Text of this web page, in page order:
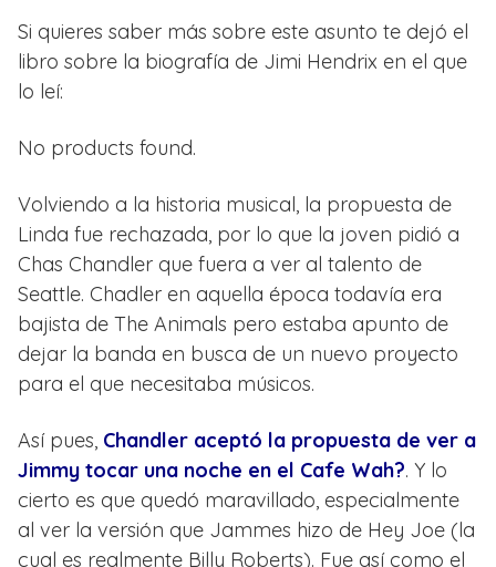
Si quieres saber más sobre este asunto te dejó el
libro sobre la biografía de Jimi Hendrix en el que
lo leí:
No products found.
Volviendo a la historia musical, la propuesta de
Linda fue rechazada, por lo que la joven pidió a
Chas Chandler que fuera a ver al talento de
Seattle. Chadler en aquella época todavía era
bajista de The Animals pero estaba apunto de
dejar la banda en busca de un nuevo proyecto
para el que necesitaba músicos.
Así pues, Chandler aceptó la propuesta de ver a
Jimmy tocar una noche en el Cafe Wah?. Y lo
cierto es que quedó maravillado, especialmente
al ver la versión que Jammes hizo de Hey Joe (la
cual es realmente Billy Roberts). Fue así como el